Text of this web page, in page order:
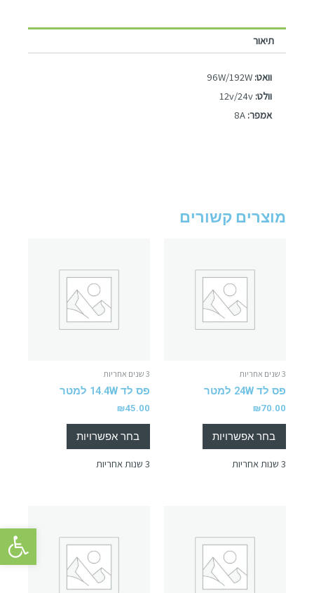
פתח
תיאור
וואט: 96W/192W
וולט: 12v/24v
אמפר: 8A
מוצרים קשורים
3 שנים אחריות
פס לד 24W למטר
₪70.00
בחר אפשרויות
3 שנות אחריות
3 שנים אחריות
פס לד 14.4W למטר
₪45.00
בחר אפשרויות
3 שנות אחריות